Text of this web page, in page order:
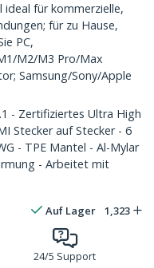
ideal für kommerzielle,
für zu Hause,
PC,
M2/M3 Pro/Max
Samsung/Sony/Apple
- Zertifiziertes Ultra High
Stecker auf Stecker - 6
- TPE Mantel - Al-Mylar
- Arbeitet mit
Auf Lager 1,323
24/5 Support